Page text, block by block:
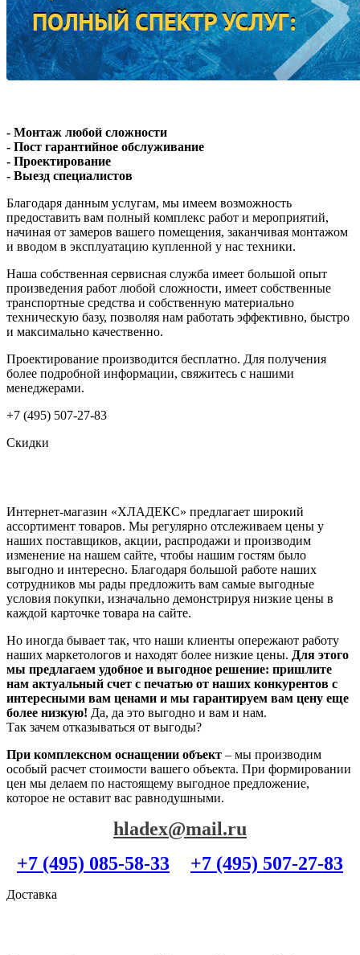
- Монтаж любой сложности
- Пост гарантийное обслуживание
- Проектирование
- Выезд специалистов
Благодаря данным услугам, мы имеем возможность
предоставить вам полный комплекс работ и мероприятий,
начиная от замеров вашего помещения, заканчивая монтажом
и вводом в эксплуатацию купленной у нас техники.
Наша собственная сервисная служба имеет большой опыт
произведения работ любой сложности, имеет собственные
транспортные средства и собственную материально
техническую базу, позволяя нам работать эффективно, быстро
и максимально качественно.
Проектирование производится бесплатно. Для получения
более подробной информации, свяжитесь с нашими
менеджерами.
+7 (495) 507-27-83
Скидки
Интернет-магазин «ХЛАДЕКС» предлагает широкий
ассортимент товаров. Мы регулярно отслеживаем цены у
наших поставщиков, акции, распродажи и производим
изменение на нашем сайте, чтобы нашим гостям было
выгодно и интересно. Благодаря большой работе наших
сотрудников мы рады предложить вам самые выгодные
условия покупки, изначально демонстрируя низкие цены в
каждой карточке товара на сайте.
Но иногда бывает так, что наши клиенты опережают работу
наших маркетологов и находят более низкие цены. Для этого
мы предлагаем удобное и выгодное решение: пришлите
нам актуальный счет с печатью от наших конкурентов с
интересными вам ценами и мы гарантируем вам цену еще
более низкую! Да, да это выгодно и вам и нам.
Так зачем отказываться от выгоды?
При комплексном оснащении объект – мы производим
особый расчет стоимости вашего объекта. При формировании
цен мы делаем по настоящему выгодное предложение,
которое не оставит вас равнодушными.
hladex@mail.ru
+7 (495) 085-58-33
+7 (495) 507-27-83
Доставка